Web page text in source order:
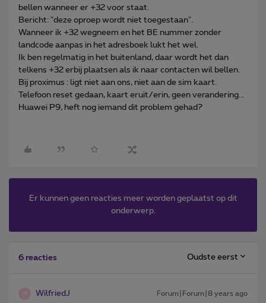
bellen wanneer er +32 voor staat.
Bericht: "deze oproep wordt niet toegestaan".
Wanneer ik +32 wegneem en het BE nummer zonder
landcode aanpas in het adresboek lukt het wel.
Ik ben regelmatig in het buitenland, daar wordt het dan
telkens +32 erbij plaatsen als ik naar contacten wil bellen.
Bij proximus : ligt niet aan ons, niet aan de sim kaart.
Telefoon reset gedaan, kaart eruit/erin, geen verandering...
Huawei P9, heft nog iemand dit problem gehad?
Er kunnen geen reacties meer worden geplaatst op dit
onderwerp.
6 reacties Oudste eerst
WilfriedJ Forum|Forum|8 years ago